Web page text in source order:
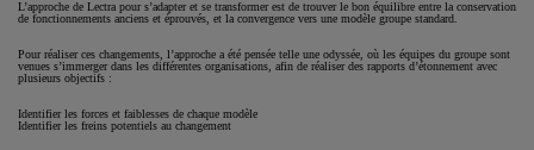
L’approche de Lectra pour s’adapter et se transformer est de trouver le bon équilibre entre la conservation
de fonctionnements anciens et éprouvés, et la convergence vers une modèle groupe standard.
Pour réaliser ces changements, l’approche a été pensée telle une odyssée, où les équipes du groupe sont
venues s’immerger dans les différentes organisations, afin de réaliser des rapports d’étonnement avec
plusieurs objectifs :
Identifier les forces et faiblesses de chaque modèle
Identifier les freins potentiels au changement